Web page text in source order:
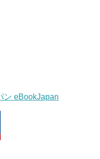
ン eBookJapan